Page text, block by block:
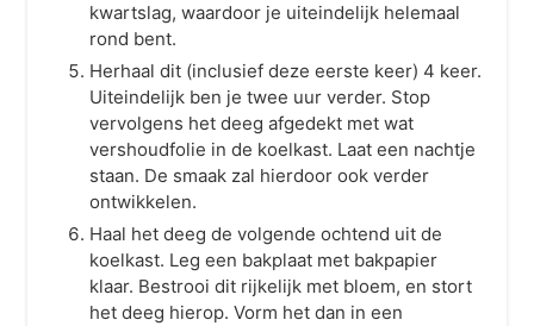
kwartslag, waardoor je uiteindelijk helemaal
rond bent.
Herhaal dit (inclusief deze eerste keer) 4 keer.
Uiteindelijk ben je twee uur verder. Stop
vervolgens het deeg afgedekt met wat
vershoudfolie in de koelkast. Laat een nachtje
staan. De smaak zal hierdoor ook verder
ontwikkelen.
Haal het deeg de volgende ochtend uit de
koelkast. Leg een bakplaat met bakpapier
klaar. Bestrooi dit rijkelijk met bloem, en stort
het deeg hierop. Vorm het dan in een